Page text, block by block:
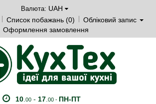
Валюта: UAH
Список побажань (0)
Обліковий запис
Оформлення замовлення
10. 00- 17. 00 - ПН-ПТ